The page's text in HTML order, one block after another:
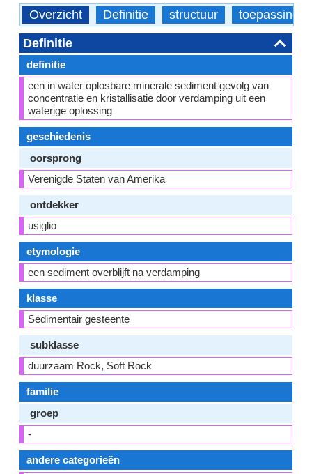
Overzicht Definitie structuur
Definitie
definitie
een in water oplosbare minerale sediment gevolg van
concentratie en kristallisatie door verdamping uit een
waterige oplossing
geschiedenis
oorsprong
Verenigde Staten van Amerika
ontdekker
usiglio
etymologie
een sediment overblijft na verdamping
klasse
Sedimentair gesteente
subklasse
duurzaam Rock, Soft Rock
familie
groep
-
andere categorieën